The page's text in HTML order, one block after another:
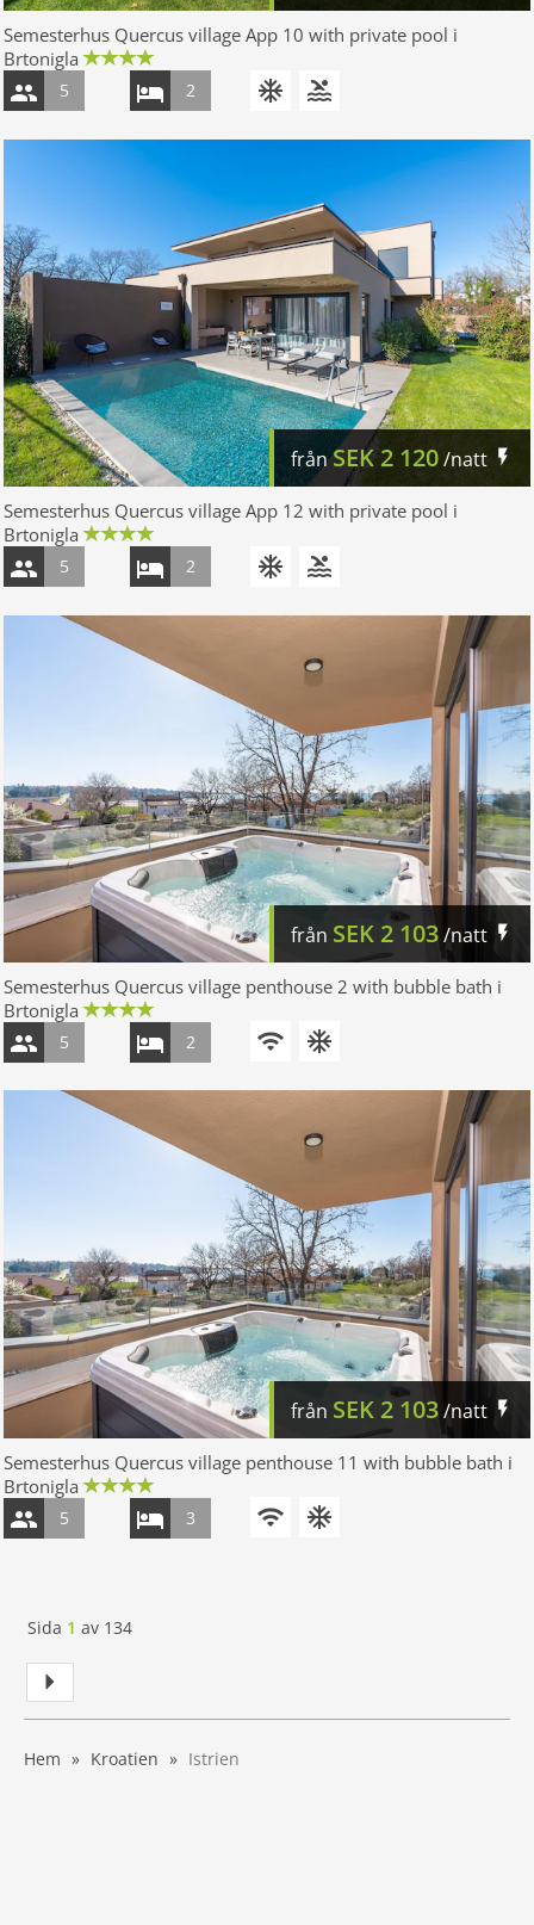
Semesterhus Quercus village App 10 with private pool i
Brtonigla
5 2
frånSEK2 120/natt
Semesterhus Quercus village App 12 with private pool i
Brtonigla
5 2
från SEK 2 103/natt
Semesterhus Quercus village penthouse 2 with bubble bath i
Brtonigla
5 2
från SEK 2 103/natt
Semesterhus Quercus village penthouse 11 with bubble bath i
Brtonigla
5 3
Sida 1 av 134
Hem Kroatien Istrien